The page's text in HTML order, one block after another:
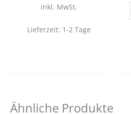
inkl. MwSt.
Lieferzeit: 1-2 Tage
Ähnliche Produkte